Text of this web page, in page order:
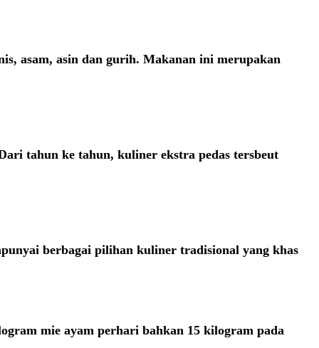
asam, asin dan gurih. Makanan ini merupakan
tahun ke tahun, kuliner ekstra pedas tersbeut
berbagai pilihan kuliner tradisional yang khas
mie ayam perhari bahkan 15 kilogram pada